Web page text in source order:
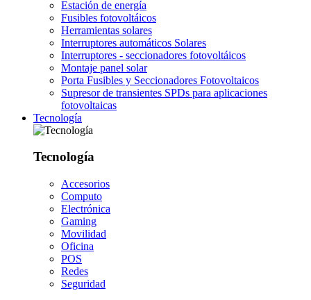
Estación de energía
Fusibles fotovoltáicos
Herramientas solares
Interruptores automáticos Solares
Interruptores - seccionadores fotovoltáicos
Montaje panel solar
Porta Fusibles y Seccionadores Fotovoltaicos
Supresor de transientes SPDs para aplicaciones
fotovoltaicas
Tecnología
Tecnología
Accesorios
Computo
Electrónica
Gaming
Movilidad
Oficina
POS
Redes
Seguridad